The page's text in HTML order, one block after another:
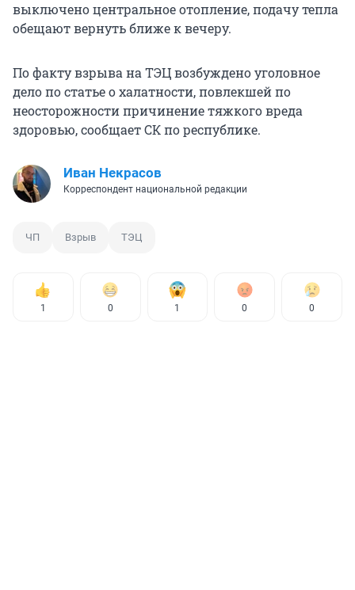
выключено центральное отопление, подачу тепла
обещают вернуть ближе к вечеру.
По факту взрыва на ТЭЦ возбуждено уголовное
дело по статье о халатности, повлекшей по
неосторожности причинение тяжкого вреда
здоровью, сообщает СК по республике.
Иван Некрасов
Корреспондент национальной редакции
ЧП Взрыв ТЭЦ
1 0 1 0 0